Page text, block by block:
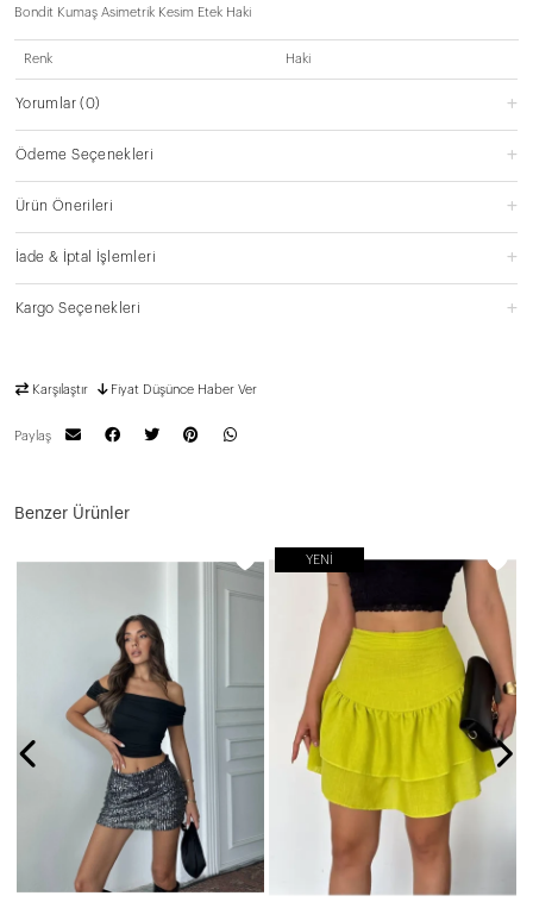
Bondit Kumaş Asimetrik Kesim Etek Haki
Renk Haki
Yorumlar(0)
Ödeme Seçenekleri
Ürün Önerileri
İade & İptal İşlemleri
Kargo Seçenekleri
Karşılaştır Fiyat Düşünce Haber Ver
Paylaş
Benzer Ürünler
YENI